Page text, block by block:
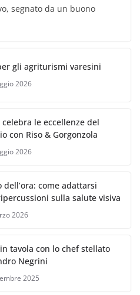
segnato da un buono
gli agriturismi varesini
2026
celebra le eccellenze del
con Riso & Gorgonzola
2026
dell’ora: come adattarsi
sulla salute visiva
2026
tavola con lo chef stellato
Negrini
2025